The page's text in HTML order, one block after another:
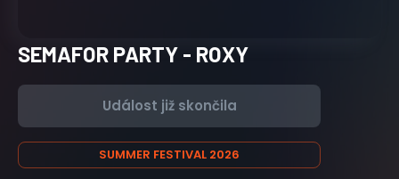
SEMAFOR PARTY - ROXY
Událost již skončila
SUMMER FESTIVAL 2026